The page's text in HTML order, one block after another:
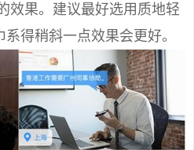
效果。建议最好选用质地轻
得稍斜一点效果会更好。